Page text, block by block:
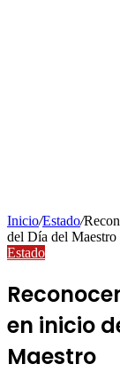
Inicio/Estado/
del Día del Maestro
Estado
en inicio
Maestro